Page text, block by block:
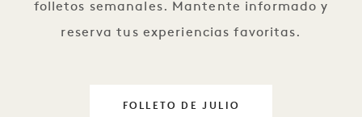
folletos semanales. Mantente informado y
reserva tus experiencias favoritas.
FOLLETO DE JULIO
DAYLIFE EL 1